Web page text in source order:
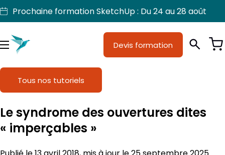
Aller
au
contenu
Prochaine formation SketchUp : Du 24 au 28 août
MenuJe suis
Licences SketchUp
Nos produits
Devis formation
Tous nos tutoriels
Le syndrome des ouvertures dites
« imperçables »
Publié le 13 avril 2018, mis à jour le 25 septembre 2025